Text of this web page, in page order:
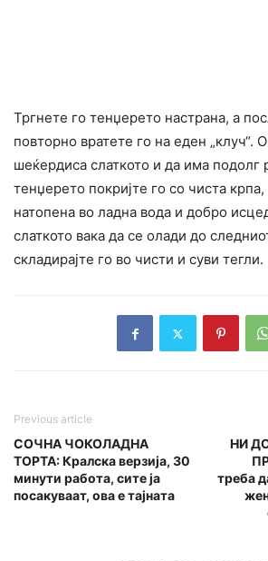
Тргнете го тенџерето настрана, а
повторно вратете го на еден „клуч“.
шеќердиса слаткото и да има подолг
тенџерето покријте го со чиста
натопена во ладна вода и добро
слаткото вака да се олади до
складирајте го во чисти и суви тегли.
Previous article
СОЧНА ЧОКОЛАДНА
ТОРТА: Кралска верзија, 30
минути работа, сите ја
посакуваат, ова е тајната
НИ
треба